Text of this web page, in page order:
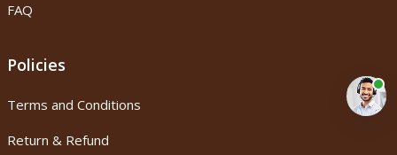
FAQ
Policies
Terms and Conditions
Return & Refund